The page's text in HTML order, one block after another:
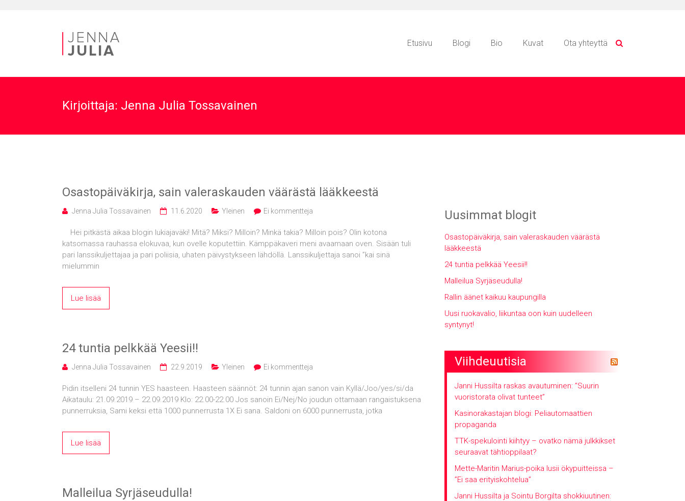
Etusivu Blogi Bio Kuvat Ota yhteyttä
Kirjoittaja: Jenna Julia Tossavainen
Osastopäiväkirja, sain valeraskauden väärästä lääkkeestä
Jenna Julia Tossavainen 11.6.2020 Yleinen Ei kommentteja
Hei pitkästä aikaa blogin lukiajaväki! Mitä? Miksi? Milloin? Minkä takia? Milloin pois? Olin kotona
katsomassa rauhassa elokuvaa, kun ovelle koputettiin. Kämppäkaveri meni avaamaan oven. Sisään tuli
pari lanssikuljettajaa ja pari poliisia, uhaten päivystykseen lähdöllä. Lanssikuljettaja sanoi ”kai sinä
mielummin
Lue lisää
24 tuntia pelkkää Yeesii!!
Jenna Julia Tossavainen 22.9.2019 Yleinen Ei kommentteja
Pidin itselleni 24 tunnin YES haasteen. Haasteen säännöt: 24 tunnin ajan sanon vain Kyllä/Joo/yes/si/da
Aikataulu: 21.09.2019 – 22.09.2019 Klo: 22.00-22.00 Jos sanoin Ei/Nej/No joudun ottamaan rangaistuksena
punnerruksia, Sami keksi että 1000 punnerrusta 1X Ei sana. Saldoni on 6000 punnerrusta, jotka
Lue lisää
Malleilua Syrjäseudulla!
Uusimmat blogit
Osastopäiväkirja, sain valeraskauden väärästä
lääkkeestä
24 tuntia pelkkää Yeesii!!
Malleilua Syrjäseudulla!
Rallin äänet kaikuu kaupungilla
Uusi ruokavalio, liikuntaa oon kuin uudelleen
syntynyt!
Viihdeuutisia
Janni Hussilta raskas avautuminen: ”Suurin
vuoristorata olivat tunteet”
Kasinorakastajan blogi: Peliautomaattien
propaganda
TTK-spekulointi kiihtyy – ovatko nämä julkkikset
seuraavat tähtioppilaat?
Mette-Maritin Marius-poika lusii ökypuitteissa –
”Ei saa erityiskohtelua”
Janni Hussilta ja Sointu Borgilta shokkiuutinen: